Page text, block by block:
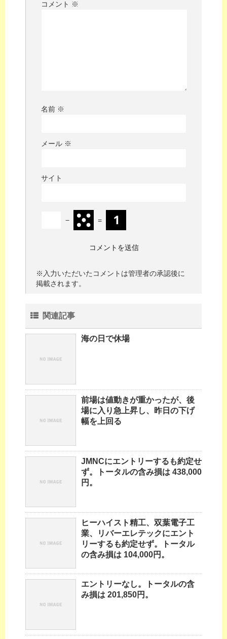
コメント ※
名前 ※
メール ※
サイト
− =
※入力いただいたコメントは管理者の承認後に
掲載されます。
関連記事
海の日で休場
前場は値動きが重かったが、後
場に入り急上昇し、昨日の下げ
幅を上回る
JMNCにエントリーするも約定せ
ず。トータルの含み損は 438,000
円。
ヒーハイスト精工、双葉電子工
業、リバーエレテックにエント
リーするも約定せず。トータル
の含み損は 104,000円。
エントリーなし。トータルの含
み損は 201,850円。